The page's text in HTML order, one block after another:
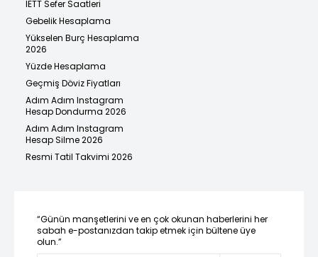
İETT Sefer Saatleri
Gebelik Hesaplama
Yükselen Burç Hesaplama
2026
Yüzde Hesaplama
Geçmiş Döviz Fiyatları
Adım Adım Instagram
Hesap Dondurma 2026
Adım Adım Instagram
Hesap Silme 2026
Resmi Tatil Takvimi 2026
“Günün manşetlerini ve en çok okunan haberlerini her
sabah e-postanızdan takip etmek için bültene üye
olun.”